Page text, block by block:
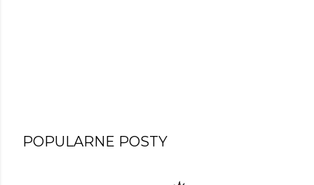
POPULARNE POSTY